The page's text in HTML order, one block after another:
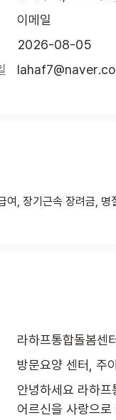
이메일
2026-08-05
여, 장기근속 장려금, 명
라하프통합돌봄센
방문요양 센터, 주
안녕하세요 라하